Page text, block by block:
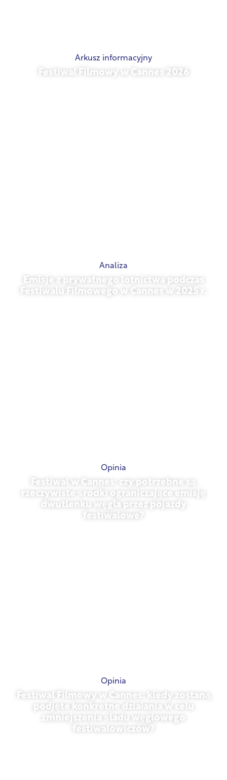
Arkusz informacyjny
Festiwal Filmowy w Cannes 2026
Analiza
Emisje z prywatnego lotnictwa podczas
Festiwalu Filmowego w Cannes w 2025 r.
Opinia
Festiwal w Cannes: czy potrzebne są
rzeczywiste środki ograniczające emisję
dwutlenku węgla przez pojazdy
festiwalowe?
Opinia
Festiwal Filmowy w Cannes: kiedy zostaną
podjęte konkretne działania w celu
zmniejszenia śladu węglowego
festiwalowiczów?